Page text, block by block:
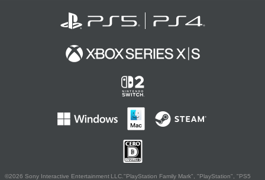
©2026 Sony Interactive Entertainment LLC."PlayStation Family Mark", "PlayStation", "PS5